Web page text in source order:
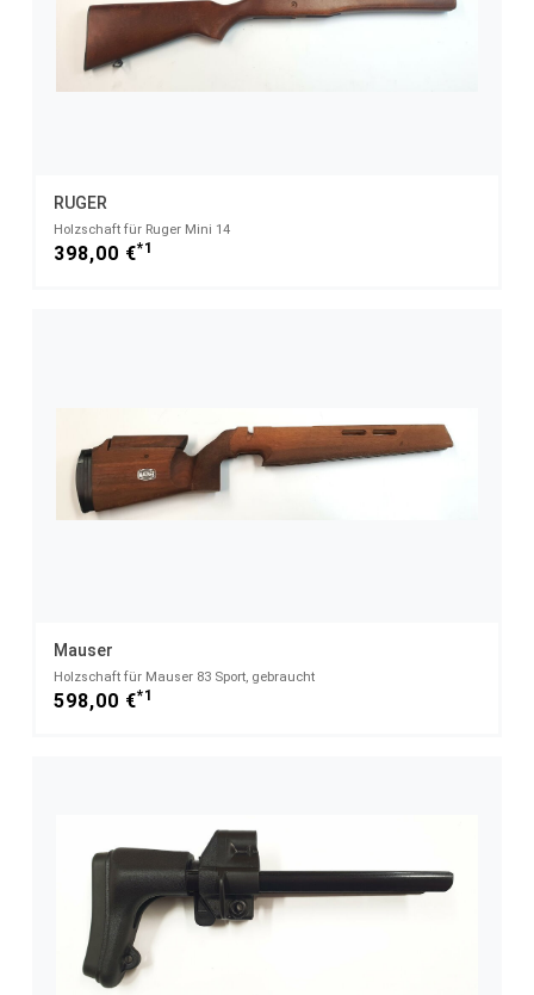
RUGER
Holzschaft für Ruger Mini 14
398,00 €*1
Mauser
Holzschaft für Mauser 83 Sport, gebraucht
598,00 €*1